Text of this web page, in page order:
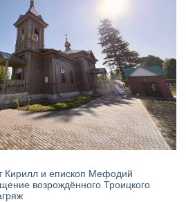
Кирилл и епископ Мефодий
возрождённого Троицкого